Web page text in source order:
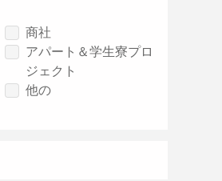
商社
アパート＆学生寮プロ
ジェクト
他の